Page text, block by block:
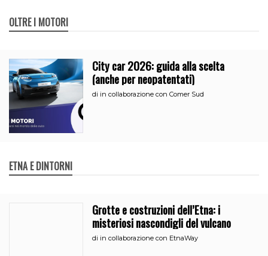
OLTRE I MOTORI
City car 2026: guida alla scelta
(anche per neopatentati)
di in collaborazione con Comer Sud
ETNA E DINTORNI
Grotte e costruzioni dell’Etna: i
misteriosi nascondigli del vulcano
di in collaborazione con EtnaWay